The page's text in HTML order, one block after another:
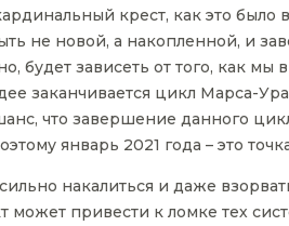
крест, как это было
не новой, а накопленной, и
будет зависеть от того, как
заканчивается цикл Марса-
что завершение данного
январь 2021 года – это
накалиться и даже
может привести к ломке тех